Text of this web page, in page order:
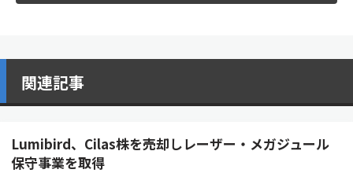
関連記事
Lumibird、Cilas株を売却しレーザー・メガジュール
保守事業を取得